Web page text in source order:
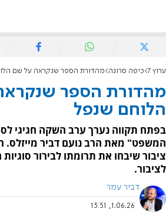
ערוץ 7 כיפה סרוגה מהדורת הספר שנקראה על שם
מהדורת הספר
הלוחם שנפל
בפתח תקווה נערך ערב השקה חגיגי
המשפט" מאת הרב נועם דביר מייזלס.
ציבור שיבחו את תרומתו לבירור
לציבור.
דביר עמר
1.06.26, 13:51